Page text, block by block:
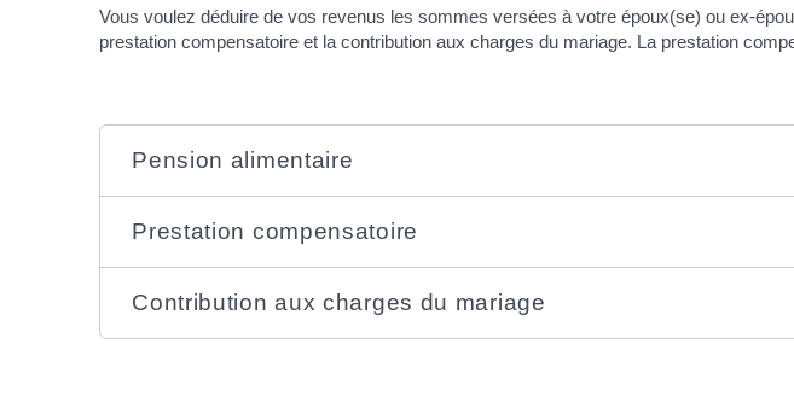
Vous voulez déduire de vos revenus les sommes versées à votre époux(se) ou ex-
prestation compensatoire et la contribution aux charges du mariage. La prestation
Pension alimentaire
Prestation compensatoire
Contribution aux charges du mariage